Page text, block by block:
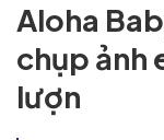
Aloha
chụp ảnh
lượn